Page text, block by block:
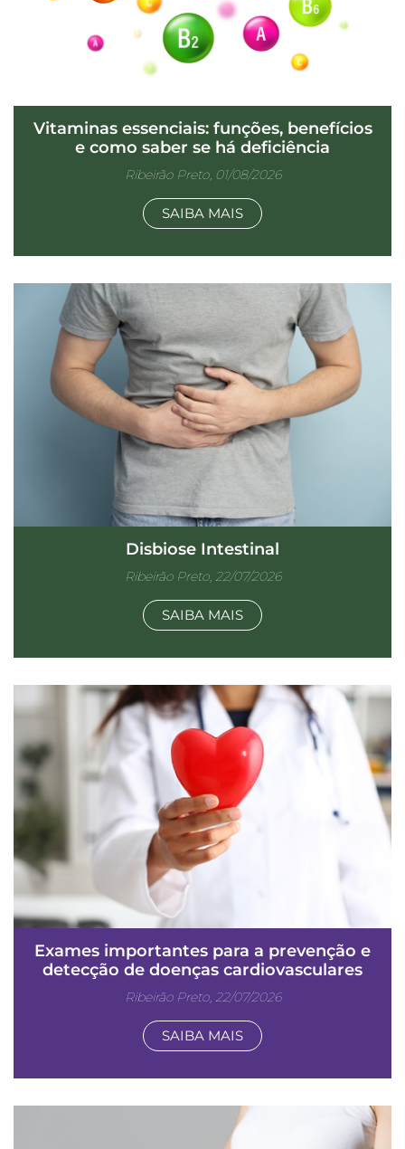
Vitaminas essenciais: funções, benefícios
e como saber se há deficiência
Ribeirão Preto, 01/08/2026
SAIBA MAIS
Disbiose Intestinal
Ribeirão Preto, 22/07/2026
SAIBA MAIS
Exames importantes para a prevenção e
detecção de doenças cardiovasculares
Ribeirão Preto, 22/07/2026
SAIBA MAIS